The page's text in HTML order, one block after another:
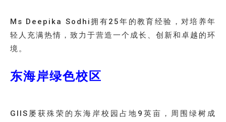
Ms Deepika Sodhi拥有25年的教育经验，对培养年
轻人充满热情，致力于营造一个成长、创新和卓越的环
境。
东海岸绿色校区
GIIS屡获殊荣的东海岸校园占地9英亩，周围绿树成